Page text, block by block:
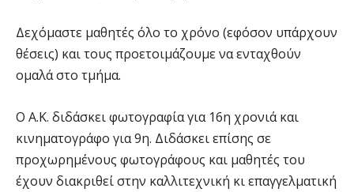
Δεχόμαστε μαθητές όλο το χρόνο (εφόσον υπάρχουν
θέσεις) και τους προετοιμάζουμε να ενταχθούν
ομαλά στο τμήμα.
O A.K. διδάσκει φωτογραφία για 16η χρονιά και
κινηματογράφο για 9η. Διδάσκει επίσης σε
προχωρημένους φωτογράφους και μαθητές του
έχουν διακριθεί στην καλλιτεχνική κι επαγγελματική